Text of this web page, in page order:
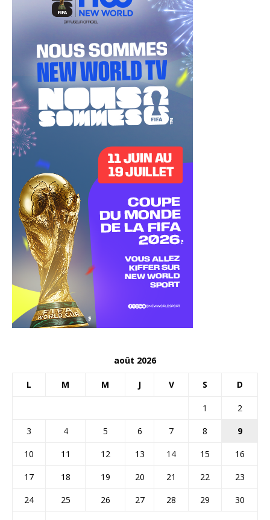
août 2026
L M M J V S D
1
2
3
4 5 6 7 8
9
10
11 12 13 14 15
16
17
18 19 20 21 22
23
24
25 26 27 28 29
30